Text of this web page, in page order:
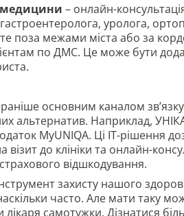
– онлайн-
уролога,
поза межами міста або за
по ДМС. Це може бути
основним каналом
альтернатив. Наприклад,
MyUNIQA. Ці IT-рішення
до клініки та онлайн-
відшкодування.
захисту нашого
часто. Але мати таку
самотужки. Дізнатися